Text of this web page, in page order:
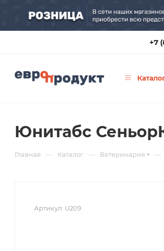
+7
Юнитабс
Главная — Каталог — Ветеринария —
Артикул: U209